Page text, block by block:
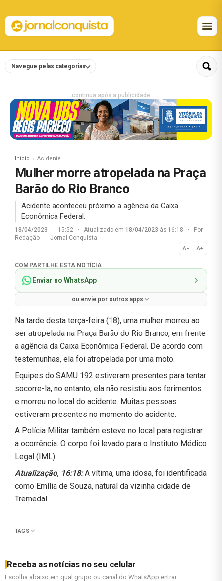
Navegue pelas categorias
continua após a publicidade
Início Acidente
Mulher morre atropelada na Praça
Barão do Rio Branco
Acidente aconteceu próximo a agência da Caixa
Econômica Federal.
18/04/2023 · 15:52 · Atualizado em 18/04/2023 às 16:18 ·
Por
Redação
· Jornal Conquista
A− A+
Normal
COMPARTILHE ESTA NOTÍCIA
Enviar no WhatsApp
ou envie por outros apps
Na tarde desta terça-feira (18), uma mulher morreu ao
ser atropelada na Praça Barão do Rio Branco, em frente
a agência da Caixa Econômica Federal. De acordo com
testemunhas, ela foi atropelada por uma moto.
Equipes do SAMU 192 estiveram presentes para tentar
socorre-la, no entanto, ela não resistiu aos ferimentos
e morreu no local do acidente. Muitas pessoas
estiveram presentes no momento do acidente.
A Polícia Militar também esteve no local para registrar
a ocorrência. O corpo foi levado para o Instituto Médico
Legal (IML).
Atualização, 16:18:A vítima, uma idosa, foi identificada
como Emília de Souza, natural da vizinha cidade de
Tremedal.
TAGS
Receba as notícias no seu celular
Escolha abaixo em qual grupo ou canal do WhatsApp entrar: